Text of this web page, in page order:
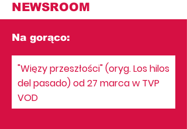
NEWSROOM
Na gorąco:
"Więzy przeszłości" (oryg. Los hilos
del pasado) od 27 marca w TVP
VOD